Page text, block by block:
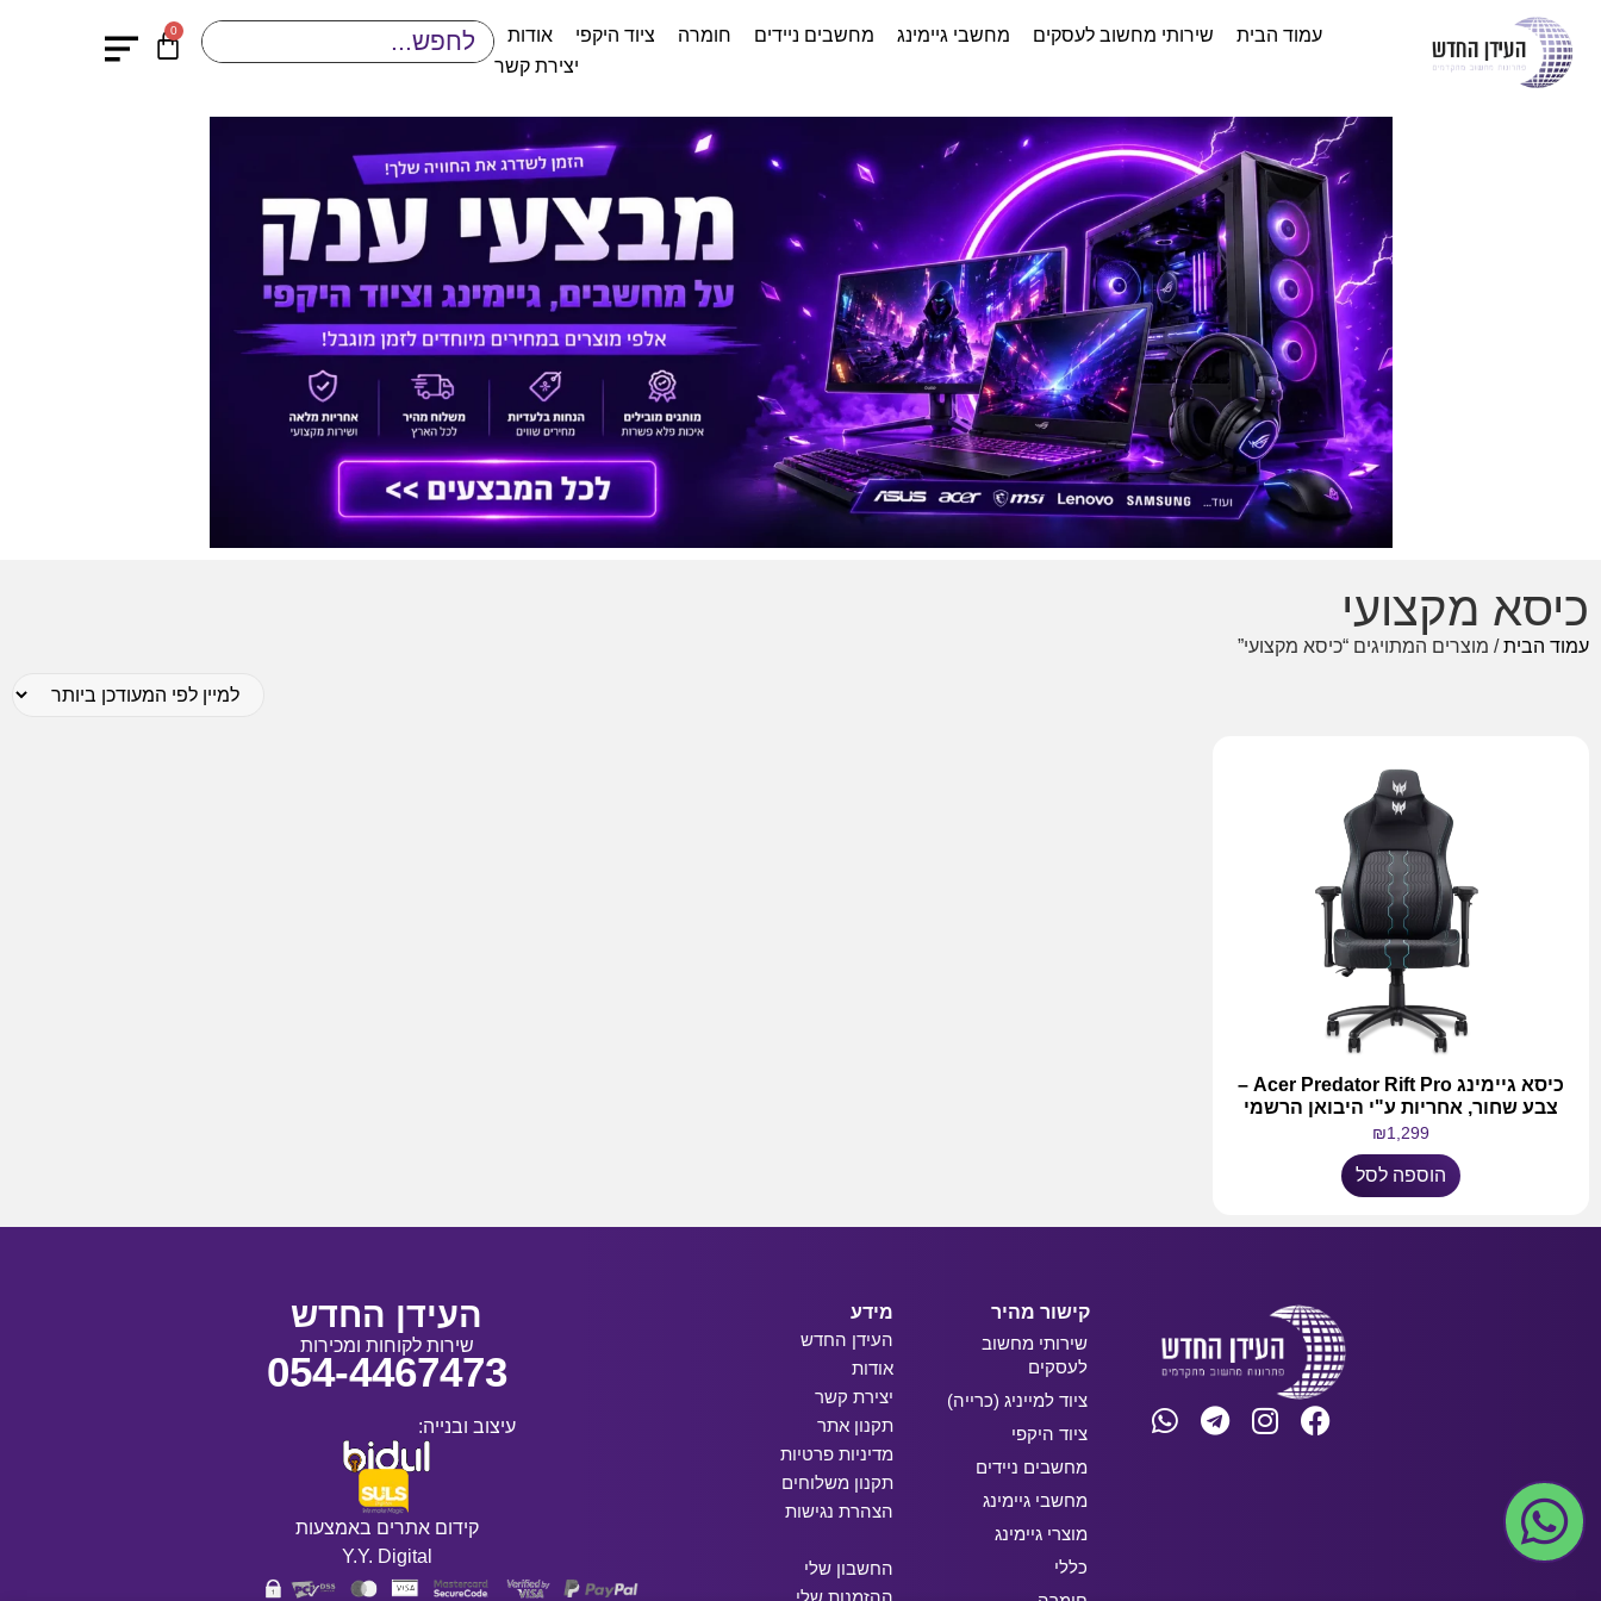
עמוד הבית שירותי מחשוב לעסקים מחשבי גיימינג מחשבים ניידים חומרה ציוד היקפי
אודות
יצירת קשר
0
כיסא מקצועי
עמוד הבית/ מוצרים המתויגים “כיסא מקצועי”
כיסא גיימינג Acer Predator Rift Pro –
צבע שחור, אחריות ע"י היבואן הרשמי
₪1,299
הוספה לסל
קישור מהיר
שירותי מחשוב
לעסקים
ציוד למייניג (כרייה)
ציוד היקפי
מחשבים ניידים
מחשבי גיימינג
מוצרי גיימינג
כללי
מידע
העידן החדש
אודות
יצירת קשר
תקנון אתר
מדיניות פרטיות
תקנון משלוחים
הצהרת נגישות
החשבון שלי
העידן החדש
שירות לקוחות ומכירות
054-4467473
עיצוב ובנייה:
קידום אתרים באמצעות
Y.Y. Digital